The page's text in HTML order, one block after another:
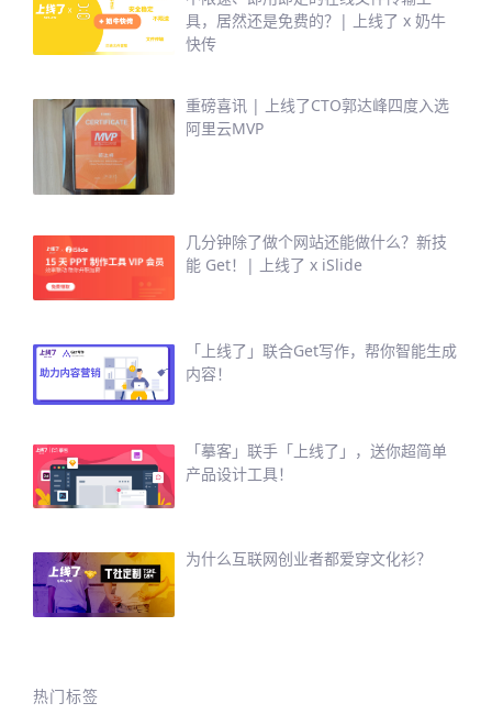
具，居然还是免费的？| 上线了 x 奶牛
快传
重磅喜讯 | 上线了CTO郭达峰四度入选
阿里云MVP
几分钟除了做个网站还能做什么？新技
能 Get！| 上线了 x iSlide
「上线了」联合Get写作，帮你智能生成
内容！
「摹客」联手「上线了」，送你超简单
产品设计工具！
为什么互联网创业者都爱穿文化衫？
热门标签